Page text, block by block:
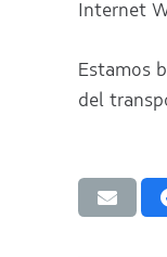
Internet
Estamos
del